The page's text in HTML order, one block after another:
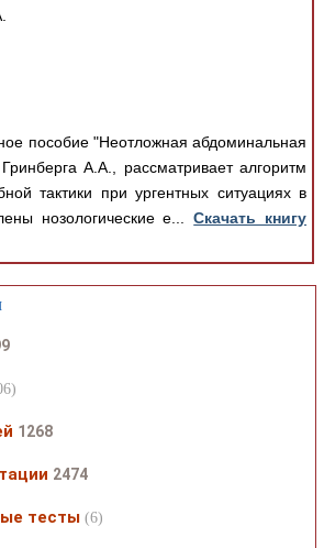
пособие "Неотложная абдоминальная
А.А., рассматривает алгоритм
тактики при ургентных ситуациях в
нозологические е...Скачать книгу
1268
2474
тесты (6)